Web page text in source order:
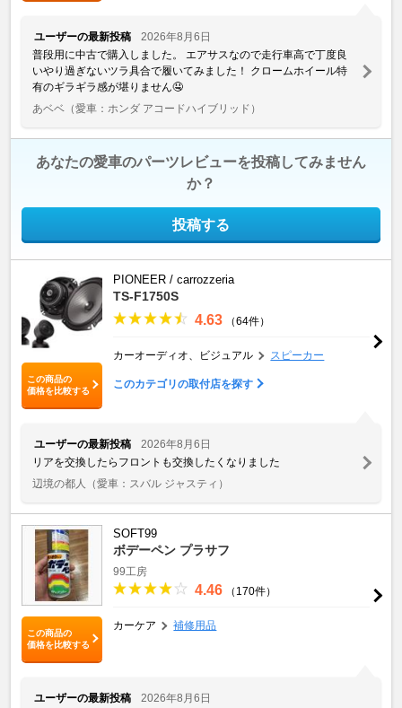
ユーザーの最新投稿
2026年8月6日
普段用に中古で購入しました。 エアサスなので走行車高で丁度良
いやり過ぎないツラ具合で履いてみました！ クロームホイール特
有のギラギラ感が堪りません🤤
あベベ （愛車：ホンダ アコードハイブリッド）
あなたの愛車のパーツレビューを投稿してみません
か？
投稿する
この商品の
価格を比較する
PIONEER / carrozzeria
TS-F1750S
4.63 （64件）
カーオーディオ、ビジュアル スピーカー
このカテゴリの取付店を探す
ユーザーの最新投稿
2026年8月6日
リアを交換したらフロントも交換したくなりました
辺境の都人
（愛車：スバル ジャスティ）
この商品の
価格を比較する
SOFT99
ボデーペン プラサフ
99工房
4.46 （170件）
カーケア 補修用品
ユーザーの最新投稿
2026年8月6日